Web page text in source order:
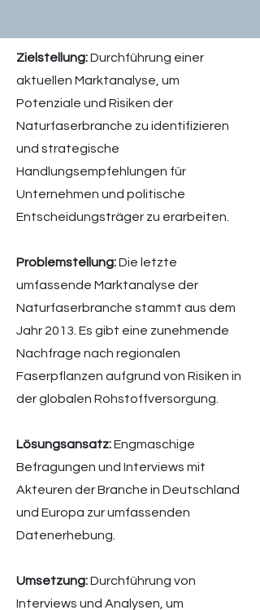
Zielstellung:Durchführung einer
aktuellen Marktanalyse, um
Potenziale und Risiken der
Naturfaserbranche zu identifizieren
und strategische
Handlungsempfehlungen für
Unternehmen und politische
Entscheidungsträger zu erarbeiten.
Problemstellung:Die letzte
umfassende Marktanalyse der
Naturfaserbranche stammt aus dem
Jahr 2013. Es gibt eine zunehmende
Nachfrage nach regionalen
Faserpflanzen aufgrund von Risiken in
der globalen Rohstoffversorgung.
Lösungsansatz:Engmaschige
Befragungen und Interviews mit
Akteuren der Branche in Deutschland
und Europa zur umfassenden
Datenerhebung.
Umsetzung:Durchführung von
Interviews und Analysen, um